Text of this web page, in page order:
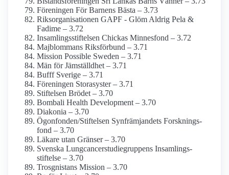
Föreningen För Barnens Bästa – 3.73
Riks­organisationen GAPF - Glöm Aldrig Pela &
Fadime – 3.72
Insamlings­stiftelsen Chickas Minnesfond – 3.72
Majblommans Riksförbund – 3.71
Mission Possible Sweden – 3.71
Män för Jämställdhet – 3.71
Bufff Sverige – 3.71
Föreningen Storasyster – 3.71
Stiftelsen Brödet – 3.70
Bombali Health Development – 3.70
Diakonia – 3.70
Ögonfonden/­Stiftelsen Synfrämjandets Forsknings­
fond – 3.70
Läkare utan Gränser – 3.70
Svenska Lungcancerstudie­gruppens Insamlings­
stiftelse – 3.70
Trosgnistans Mission – 3.70